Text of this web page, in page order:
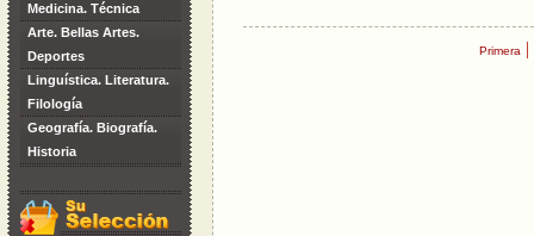
Medicina. Técnica
Arte. Bellas Artes.
Deportes
Linguística. Literatura.
Filología
Geografía. Biografía.
Historia
Primera |